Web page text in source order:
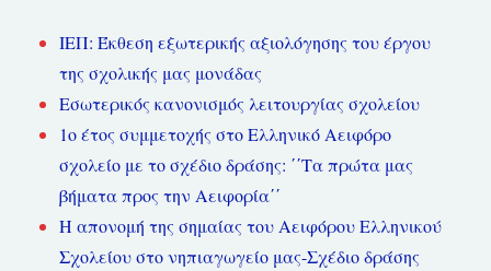
ΙΕΠ: Έκθεση εξωτερικής αξιολόγησης του έργου
της σχολικής μας μονάδας
Εσωτερικός κανονισμός λειτουργίας σχολείου
1ο έτος συμμετοχής στο Ελληνικό Αειφόρο
σχολείο με το σχέδιο δράσης: ΄΄Τα πρώτα μας
βήματα προς την Αειφορία΄΄
Η απονομή της σημαίας του Αειφόρου Ελληνικού
Σχολείου στο νηπιαγωγείο μας-Σχέδιο δράσης